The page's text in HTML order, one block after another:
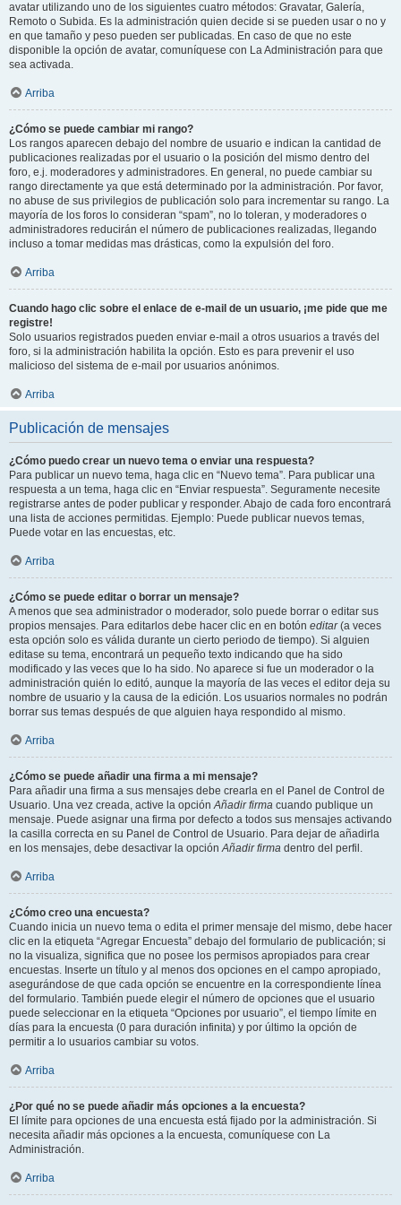
avatar utilizando uno de los siguientes cuatro métodos: Gravatar, Galería,
Remoto o Subida. Es la administración quien decide si se pueden usar o no y
en que tamaño y peso pueden ser publicadas. En caso de que no este
disponible la opción de avatar, comuníquese con La Administración para que
sea activada.
Arriba
¿Cómo se puede cambiar mi rango?
Los rangos aparecen debajo del nombre de usuario e indican la cantidad de
publicaciones realizadas por el usuario o la posición del mismo dentro del
foro, e.j. moderadores y administradores. En general, no puede cambiar su
rango directamente ya que está determinado por la administración. Por favor,
no abuse de sus privilegios de publicación solo para incrementar su rango. La
mayoría de los foros lo consideran “spam”, no lo toleran, y moderadores o
administradores reducirán el número de publicaciones realizadas, llegando
incluso a tomar medidas mas drásticas, como la expulsión del foro.
Arriba
Cuando hago clic sobre el enlace de e-mail de un usuario, ¡me pide que me
registre!
Solo usuarios registrados pueden enviar e-mail a otros usuarios a través del
foro, si la administración habilita la opción. Esto es para prevenir el uso
malicioso del sistema de e-mail por usuarios anónimos.
Arriba
Publicación de mensajes
¿Cómo puedo crear un nuevo tema o enviar una respuesta?
Para publicar un nuevo tema, haga clic en “Nuevo tema”. Para publicar una
respuesta a un tema, haga clic en “Enviar respuesta”. Seguramente necesite
registrarse antes de poder publicar y responder. Abajo de cada foro encontrará
una lista de acciones permitidas. Ejemplo: Puede publicar nuevos temas,
Puede votar en las encuestas, etc.
Arriba
¿Cómo se puede editar o borrar un mensaje?
A menos que sea administrador o moderador, solo puede borrar o editar sus
propios mensajes. Para editarlos debe hacer clic en en botón editar(a veces
esta opción solo es válida durante un cierto periodo de tiempo). Si alguien
editase su tema, encontrará un pequeño texto indicando que ha sido
modificado y las veces que lo ha sido. No aparece si fue un moderador o la
administración quién lo editó, aunque la mayoría de las veces el editor deja su
nombre de usuario y la causa de la edición. Los usuarios normales no podrán
borrar sus temas después de que alguien haya respondido al mismo.
Arriba
¿Cómo se puede añadir una firma a mi mensaje?
Para añadir una firma a sus mensajes debe crearla en el Panel de Control de
Usuario. Una vez creada, active la opciónAñadir firma cuando publique un
mensaje. Puede asignar una firma por defecto a todos sus mensajes activando
la casilla correcta en su Panel de Control de Usuario. Para dejar de añadirla
en los mensajes, debe desactivar la opciónAñadir firma dentro del perfil.
Arriba
¿Cómo creo una encuesta?
Cuando inicia un nuevo tema o edita el primer mensaje del mismo, debe hacer
clic en la etiqueta “Agregar Encuesta” debajo del formulario de publicación; si
no la visualiza, significa que no posee los permisos apropiados para crear
encuestas. Inserte un título y al menos dos opciones en el campo apropiado,
asegurándose de que cada opción se encuentre en la correspondiente línea
del formulario. También puede elegir el número de opciones que el usuario
puede seleccionar en la etiqueta “Opciones por usuario”, el tiempo límite en
días para la encuesta (0 para duración infinita) y por último la opción de
permitir a lo usuarios cambiar su votos.
Arriba
¿Por qué no se puede añadir más opciones a la encuesta?
El límite para opciones de una encuesta está fijado por la administración. Si
necesita añadir más opciones a la encuesta, comuníquese con La
Administración.
Arriba